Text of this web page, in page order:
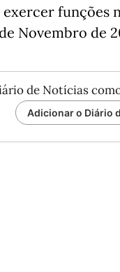
funções
Novembro de
de Notícias
Adicionar o Diário